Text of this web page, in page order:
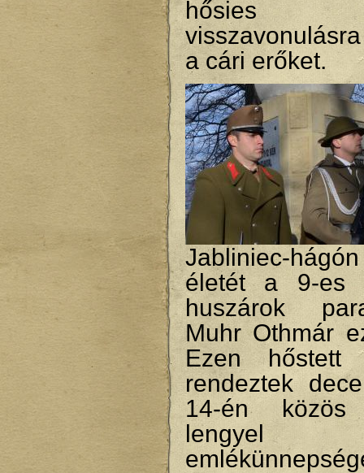
hősies
a cári erőket.
Jabliniec-
életét a 9-es
huszárok
Muhr Othmár
Ezen hőstett
rendeztek
14-én közös
lengyel